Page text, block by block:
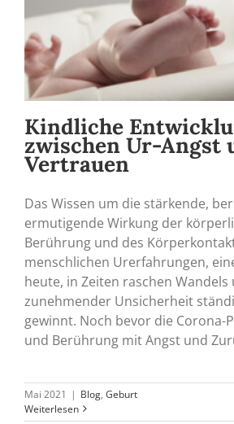
Kindliche
zwischen Ur-Angst
Vertrauen
Das Wissen um die stärkende,
ermutigende Wirkung der
Berührung und des
menschlichen Urerfahrungen,
heute, in Zeiten raschen Wandels
zunehmender Unsicherheit
gewinnt. Noch bevor die Corona-
und Berührung mit Angst und
Mai 2021 | Blog, Geburt
Weiterlesen